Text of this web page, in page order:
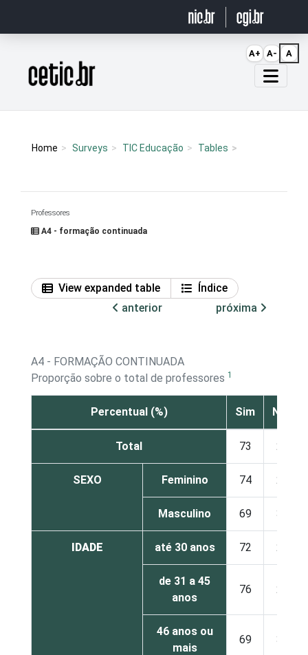
Página inicial
Home Surveys TIC Educação Tables
Professores
A4 - formação continuada
View expanded table
Índice
anterior
próxima
A4 - FORMAÇÃO CONTINUADA
Proporção sobre o total de professores 1
Percentual (%) Sim Não
Total 73 27
SEXO Feminino 74 26
Masculino 69 31
IDADE até 30 anos 72 28
de 31 a 45
anos
76 24
46 anos ou
mais
69 31
A+ A- A